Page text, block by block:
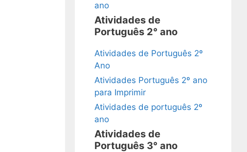
ano
Atividades de
Português 2° ano
Atividades de Português 2º
Ano
Atividades Português 2º ano
para Imprimir
Atividades de português 2º
ano
Atividades de
Português 3° ano